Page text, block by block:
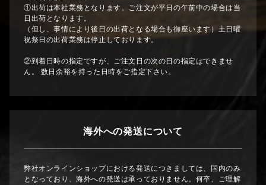
①出荷は本社業務となります。ご注文が平日の午前中の場合は当
日出荷となります。
（但し、事情により後日の出荷となる場合も御座います）土日曜
祝祭日の出荷業務は停止しております。
②到着日時の指定ですが、ご注文日の次の日の指定はできませ
ん。 数日余裕を持った日時をご指定下さい。
海外への発送について
弊社オンラインショップにおける発送につきましては、国内のみ
となっており、海外への発送は承っておりません。何卒、ご理解